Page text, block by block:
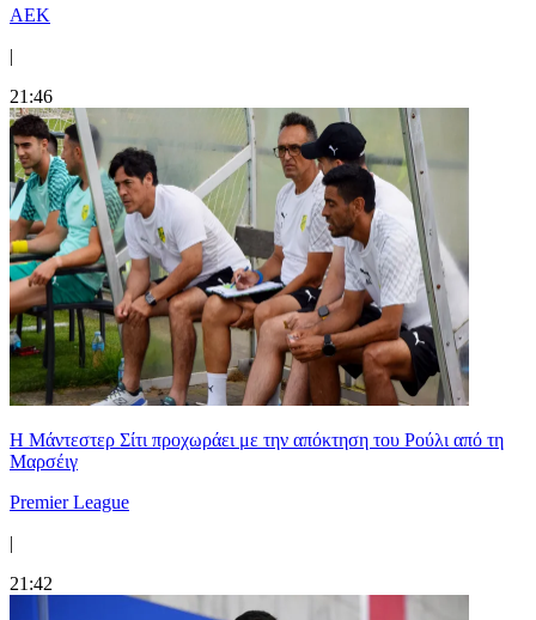
ΑΕΚ
|
21:46
Η Μάντεστερ Σίτι προχωράει με την απόκτηση του Ρούλι από τη
Μαρσέιγ
Premier League
|
21:42